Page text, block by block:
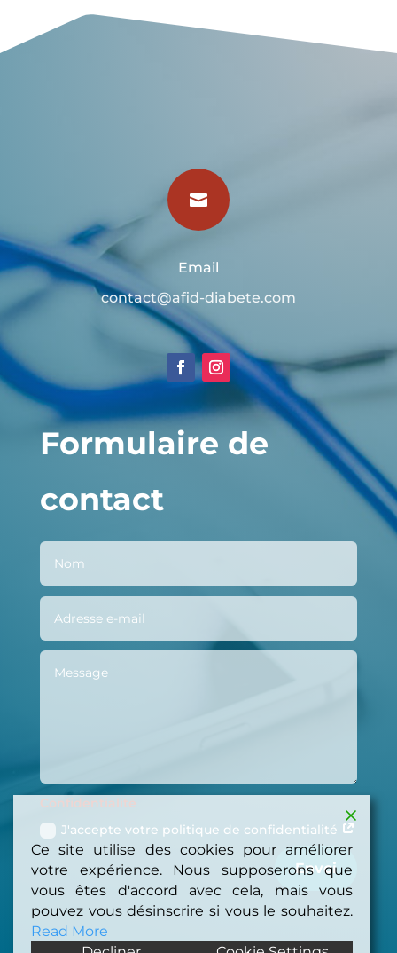

Email
contact@afid-diabete.com
Formulaire de
contact
Confidentialité
J'accepte votre politique de confidentialité
Envoi
Ce site utilise des cookies pour améliorer
votre expérience. Nous supposerons que
vous êtes d'accord avec cela, mais vous
pouvez vous désinscrire si vous le souhaitez.
Read More